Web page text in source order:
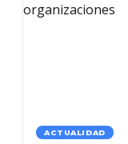
ACTUALIDAD